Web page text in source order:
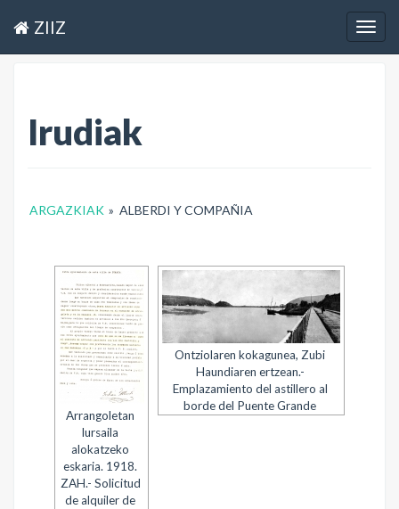
ZIIZ
Irudiak
ARGAZKIAK » ALBERDI Y COMPAÑIA
Arrangoletan
lursaila
alokatzeko
eskaria. 1918.
ZAH.- Solicitud
de alquiler de
Ontziolaren kokagunea, Zubi
Haundiaren ertzean.-
Emplazamiento del astillero al
borde del Puente Grande